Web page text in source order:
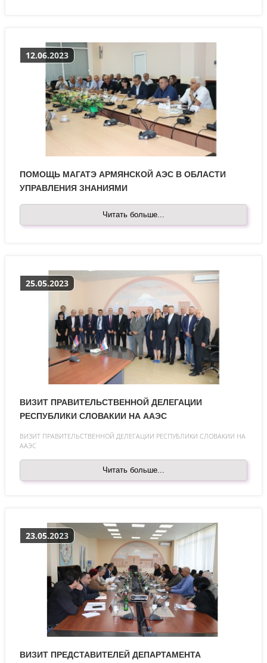
12.06.2023
ПОМОЩЬ МАГАТЭ АРМЯНСКОЙ АЭС В ОБЛАСТИ
УПРАВЛЕНИЯ ЗНАНИЯМИ
Читать больше...
25.05.2023
ВИЗИТ ПРАВИТЕЛЬСТВЕННОЙ ДЕЛЕГАЦИИ
РЕСПУБЛИКИ СЛОВАКИИ НА ААЭС
ВИЗИТ ПРАВИТЕЛЬСТВЕННОЙ ДЕЛЕГАЦИИ РЕСПУБЛИКИ СЛОВАКИИ НА
ААЭС
Читать больше...
23.05.2023
ВИЗИТ ПРЕДСТАВИТЕЛЕЙ ДЕПАРТАМЕНТА